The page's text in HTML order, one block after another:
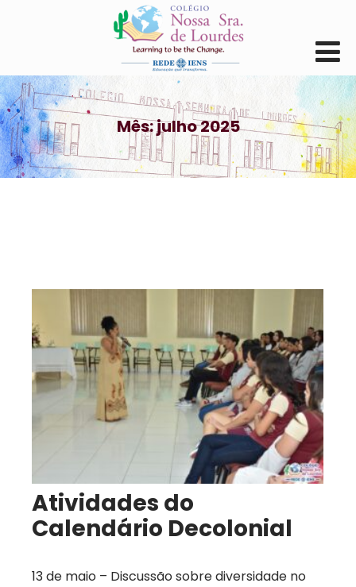
Mês:julho 2025
Atividades do
Calendário Decolonial
13 de maio – Discussão sobre diversidade no